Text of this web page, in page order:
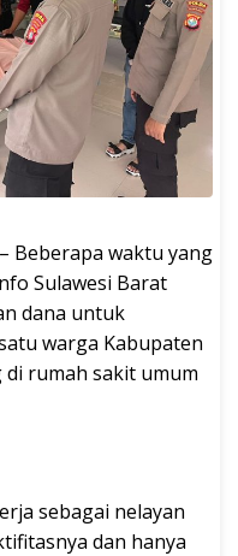
– Beberapa waktu yang
Sulawesi Barat
dana untuk
warga Kabupaten
rumah sakit umum
sebagai nelayan
dan hanya